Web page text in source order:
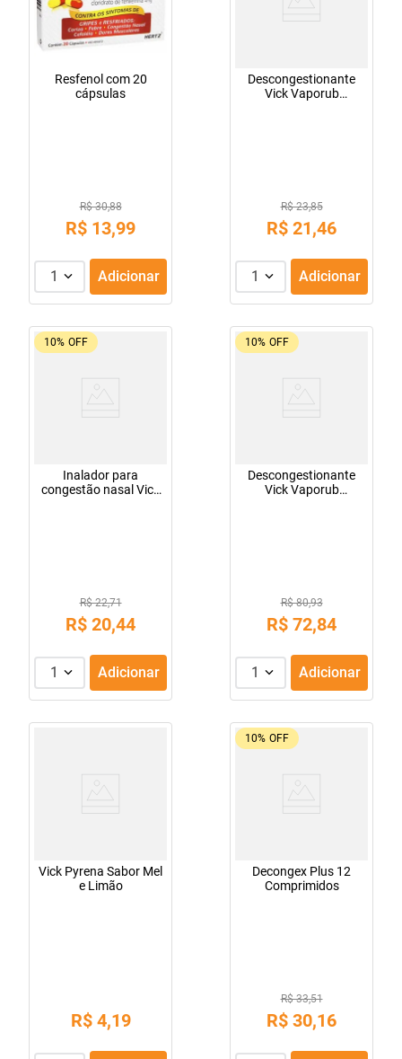
Resfenol com 20
cápsulas
R$ 30,88
R$ 13,99
1 Adicionar
Descongestionante
Vick Vaporub
R$ 23,85
R$ 21,46
1 Adicionar
10% OFF
Inalador para
congestão nasal Vick
R$ 22,71
R$ 20,44
1 Adicionar
10% OFF
Descongestionante
Vick Vaporub
R$ 80,93
R$ 72,84
1 Adicionar
Vick Pyrena Sabor Mel
e Limão
R$ 4,19
10% OFF
Decongex Plus 12
Comprimidos
R$ 33,51
R$ 30,16